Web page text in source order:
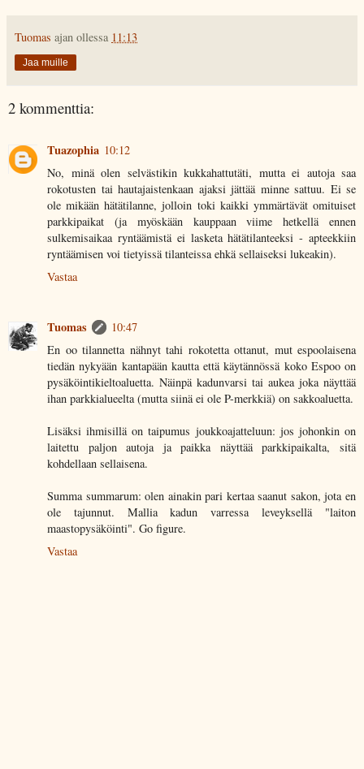
Tuomas ajan ollessa 11:13
Jaa muille
2 kommenttia:
Tuazophia 10:12
No, minä olen selvästikin kukkahattutäti, mutta ei autoja saa
rokotusten tai hautajaistenkaan ajaksi jättää minne sattuu. Ei se
ole mikään hätätilanne, jolloin toki kaikki ymmärtävät omituiset
parkkipaikat (ja myöskään kauppaan viime hetkellä ennen
sulkemisaikaa ryntäämistä ei lasketa hätätilanteeksi - apteekkiin
ryntäämisen voi tietyissä tilanteissa ehkä sellaiseksi lukeakin).
Vastaa
Tuomas
10:47
En oo tilannetta nähnyt tahi rokotetta ottanut, mut espoolaisena
tiedän nykyään kantapään kautta että käytännössä koko Espoo on
pysäköintikieltoaluetta. Näinpä kadunvarsi tai aukea joka näyttää
ihan parkkialueelta (mutta siinä ei ole P-merkkiä) on sakkoaluetta.
Lisäksi ihmisillä on taipumus joukkoajatteluun: jos johonkin on
laitettu paljon autoja ja paikka näyttää parkkipaikalta, sitä
kohdellaan sellaisena.
Summa summarum: olen ainakin pari kertaa saanut sakon, jota en
ole tajunnut. Mallia kadun varressa leveyksellä "laiton
maastopysäköinti". Go figure.
Vastaa